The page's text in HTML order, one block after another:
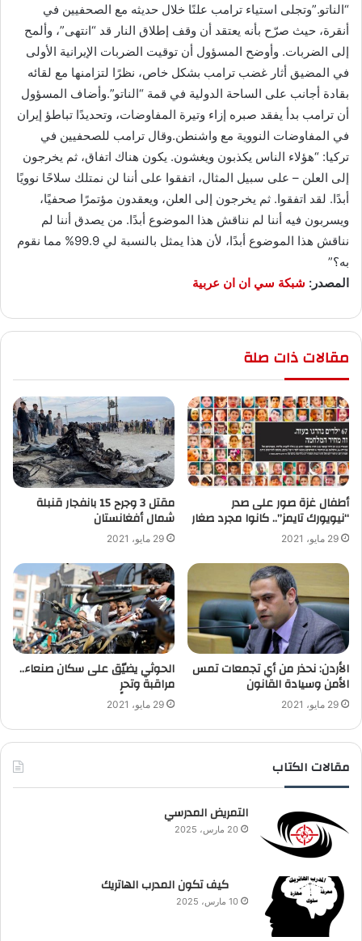
“الناتو.”وتجلى استياء ترامب علنًا خلال حديثه مع الصحفيين في
أنقرة، حيث صرّح بأنه يعتقد أن وقف إطلاق النار قد “انتهى”، وألمح
إلى الضربات. وأوضح المسؤول أن توقيت الضربات الإيرانية الأولى
في المضيق أثار غضب ترامب بشكل خاص، نظرًا لتزامنها مع لقائه
بقادة أجانب على الساحة الدولية في قمة “الناتو”.وأضاف المسؤول
أن ترامب بدأ يفقد صبره إزاء وتيرة المفاوضات، وتحديدًا تباطؤ إيران
في المفاوضات النووية مع واشنطن.وقال ترامب للصحفيين في
تركيا: “هؤلاء الناس يكذبون ويغشون. يكون هناك اتفاق، ثم يخرجون
إلى العلن – على سبيل المثال، اتفقوا على أننا لن نمتلك سلاحًا نوويًا
أبدًا. لقد اتفقوا. ثم يخرجون إلى العلن، ويعقدون مؤتمرًا صحفيًا،
ويسربون فيه أننا لم نناقش هذا الموضوع أبدًا. من يصدق أننا لم
نناقش هذا الموضوع أبدًا، لأن هذا يمثل بالنسبة لي 99.9% مما نقوم
به؟”
المصدر: شبكة سي ان ان عربية
مقالات ذات صلة
أطفال غزة صور على صدر
“نيويورك تايمز”.. كانوا مجرد صغار
29 مايو، 2021
‬شمال أفغانستان
29 مايو، 2021
الأردن: نحذر من أي تجمعات تمس
الأمن وسيادة القانون
29 مايو، 2021
الحوثي يضيّق على سكان صنعاء..
مراقبة وتحرٍ
29 مايو، 2021
مقالات الكتاب
التمريض المدرسي
20 مارس، 2025
كيف تكون المدرب الهاتريك
10 مارس، 2025